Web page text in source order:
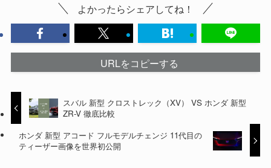
よかったらシェアしてね！
URLをコピーする
スバル 新型 クロストレック（XV） VS ホンダ 新型
ZR-V 徹底比較
ホンダ 新型 アコード フルモデルチェンジ 11代目の
ティーザー画像を世界初公開